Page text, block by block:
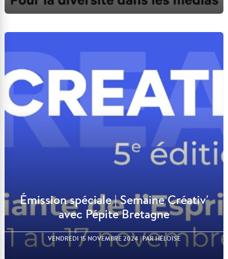
Lire l'article
Émission spéciale | Semaine Créativ'
avec Pépite Bretagne
VENDREDI 15 NOVEMBRE 2024 | PAR HÉLOÏSE